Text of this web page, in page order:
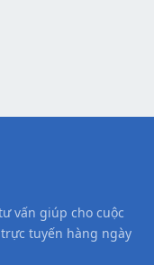
vấn giúp cho cuộc
tuyến hàng ngày